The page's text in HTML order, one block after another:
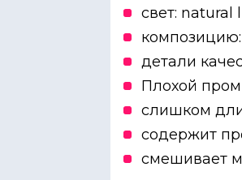
свет:
детали
Плохой
слишком
содержит
смешивает